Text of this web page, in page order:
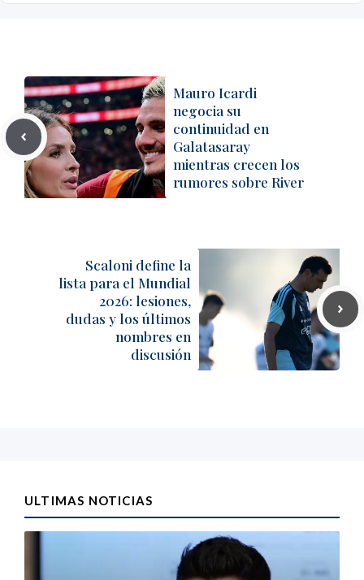
Mauro Icardi
negocia su
continuidad en
Galatasaray
mientras crecen los
rumores sobre River
Scaloni define la
lista para el Mundial
2026: lesiones,
dudas y los últimos
nombres en
discusión
ULTIMAS NOTICIAS